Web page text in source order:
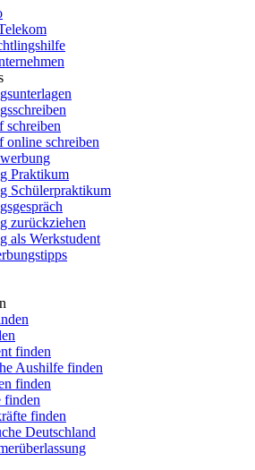
schreiben
online schreiben
Praktikum
Schülerpraktikum
zurückziehen
als Werkstudent
finden
Aushilfe finden
finden
finden
finden
Deutschland